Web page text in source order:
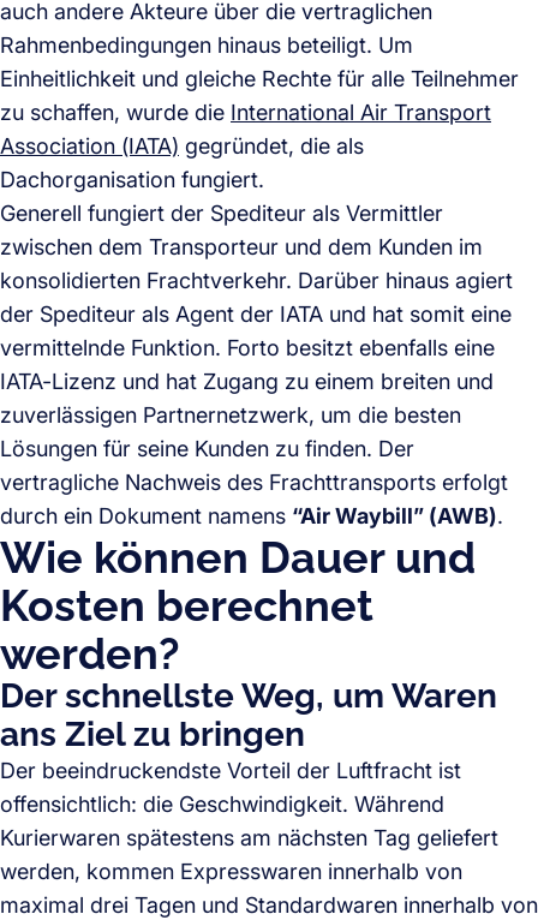
auch andere Akteure über die vertraglichen
Rahmenbedingungen hinaus beteiligt. Um
Einheitlichkeit und gleiche Rechte für alle Teilnehmer
zu schaffen, wurde die International Air Transport
Association (IATA) gegründet, die als
Dachorganisation fungiert.
Generell fungiert der Spediteur als Vermittler
zwischen dem Transporteur und dem Kunden im
konsolidierten Frachtverkehr. Darüber hinaus agiert
der Spediteur als Agent der IATA und hat somit eine
vermittelnde Funktion. Forto besitzt ebenfalls eine
IATA-Lizenz und hat Zugang zu einem breiten und
zuverlässigen Partnernetzwerk, um die besten
Lösungen für seine Kunden zu finden. Der
vertragliche Nachweis des Frachttransports erfolgt
durch ein Dokument namens “Air Waybill” (AWB).
Wie können Dauer und
Kosten berechnet
werden?
Der schnellste Weg, um Waren
ans Ziel zu bringen
Der beeindruckendste Vorteil der Luftfracht ist
offensichtlich: die Geschwindigkeit. Während
Kurierwaren spätestens am nächsten Tag geliefert
werden, kommen Expresswaren innerhalb von
maximal drei Tagen und Standardwaren innerhalb von